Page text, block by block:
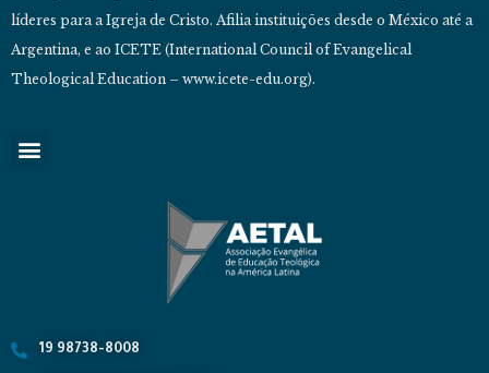
líderes para a Igreja de Cristo. Afilia instituições desde o México até a
Argentina, e ao ICETE (International Council of Evangelical
Theological Education – www.icete-edu.org).
19 98738-8008